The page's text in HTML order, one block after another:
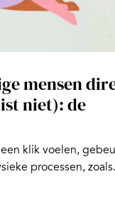
mensen
niet): de
klik voelen,
processen,